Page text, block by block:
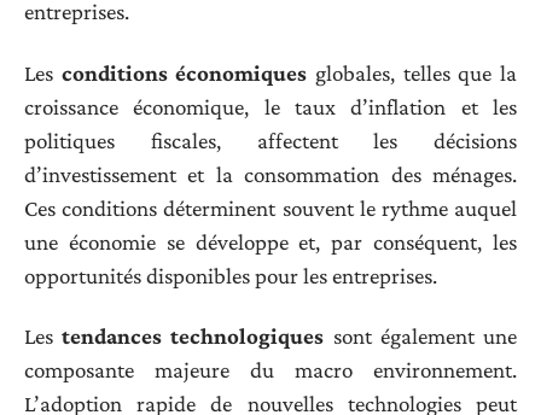
entreprises.
Les conditions économiques globales, telles que la
croissance économique, le taux d’inflation et les
politiques fiscales, affectent les décisions
d’investissement et la consommation des ménages.
Ces conditions déterminent souvent le rythme auquel
une économie se développe et, par conséquent, les
opportunités disponibles pour les entreprises.
Lestendances technologiques sont également une
composante majeure du macro environnement.
L’adoption rapide de nouvelles technologies peut